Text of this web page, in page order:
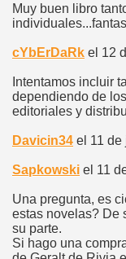
Muy buen libro
cYbErDaRk el 12
Intentamos incluir
dependiendo de
editoriales y
Davicin34 el 11 de
Sapkowski el 11
Una pregunta, es
estas novelas? De
su parte.
Si hago una